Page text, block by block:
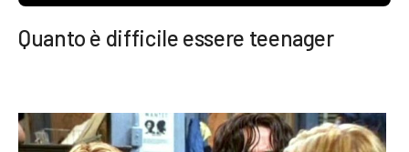
Quanto è difficile essere teenager